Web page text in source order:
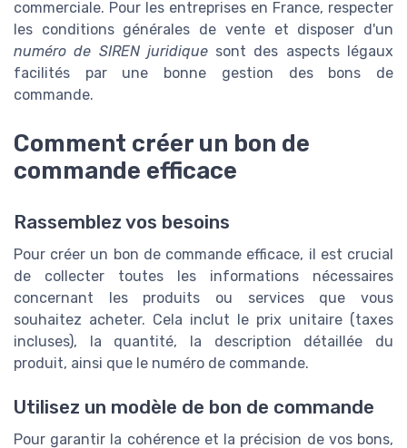
commerciale. Pour les entreprises en France, respecter
les conditions générales de vente et disposer d'un
numéro de SIREN juridiquesont des aspects légaux
facilités par une bonne gestion des bons de
commande.
Comment créer un bon de
commande efficace
Rassemblez vos besoins
Pour créer un bon de commande efficace, il est crucial
de collecter toutes les informations nécessaires
concernant les produits ou services que vous
souhaitez acheter. Cela inclut le prix unitaire (taxes
incluses), la quantité, la description détaillée du
produit, ainsi que le numéro de commande.
Utilisez un modèle de bon de commande
Pour garantir la cohérence et la précision de vos bons,